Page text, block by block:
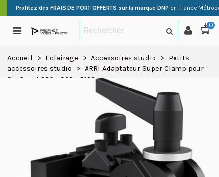
Profitez des FRAIS DE PORT OFFERTS sur la marque DNP en France
0
Accueil > Eclairage > Accessoires studio >
Petits
accessoires studio
> ARRI Adaptateur Super Clamp pour
SkyPanel S30 - S60 - S120